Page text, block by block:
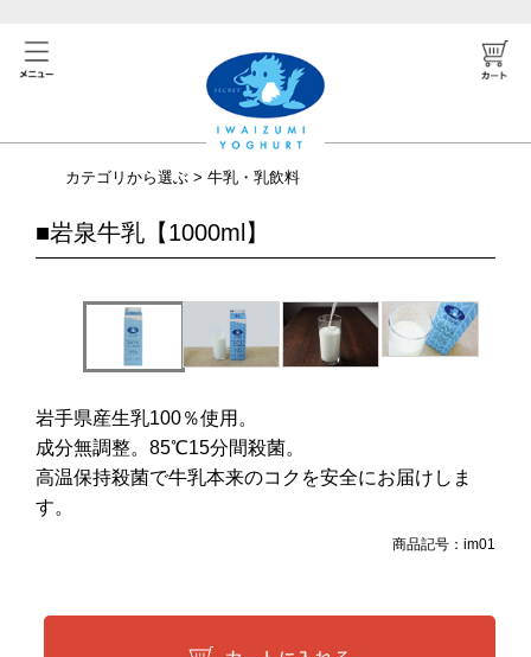
カテゴリから選ぶ> 牛乳・乳飲料
■岩泉牛乳【1000ml】
岩手県産生乳100％使用。
成分無調整。85℃15分間殺菌。
高温保持殺菌で牛乳本来のコクを安全にお届けしま
す。
商品記号：im01